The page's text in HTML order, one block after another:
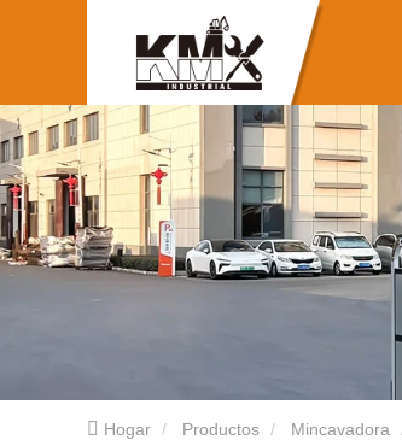
Hogar Productos Mincavadora